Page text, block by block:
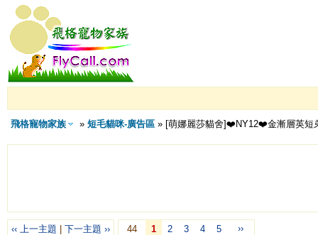
飛格寵物家族 » 短毛貓咪-廣告區» [萌娜麗莎貓舍]❤️NY12❤️金漸層英短
‹‹ 上一主題 下一主題 ›› 44 1 2 3 4 5 ››